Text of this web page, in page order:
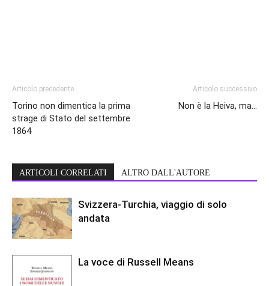
Articolo precedente
Torino non dimentica la prima
strage di Stato del settembre
1864
Articolo successivo
Non è la Heiva, ma…
ARTICOLI CORRELATI ALTRO DALL'AUTORE
Svizzera-Turchia, viaggio di solo
andata
La voce di Russell Means